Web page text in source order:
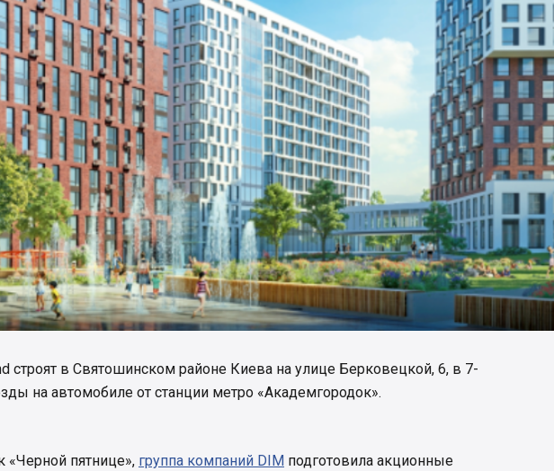
строят в Святошинском районе Киева на улице Берковецкой, 6, в 7-
на автомобиле от станции метро «Академгородок».
«Черной пятнице», группа компаний DIM подготовила акционные